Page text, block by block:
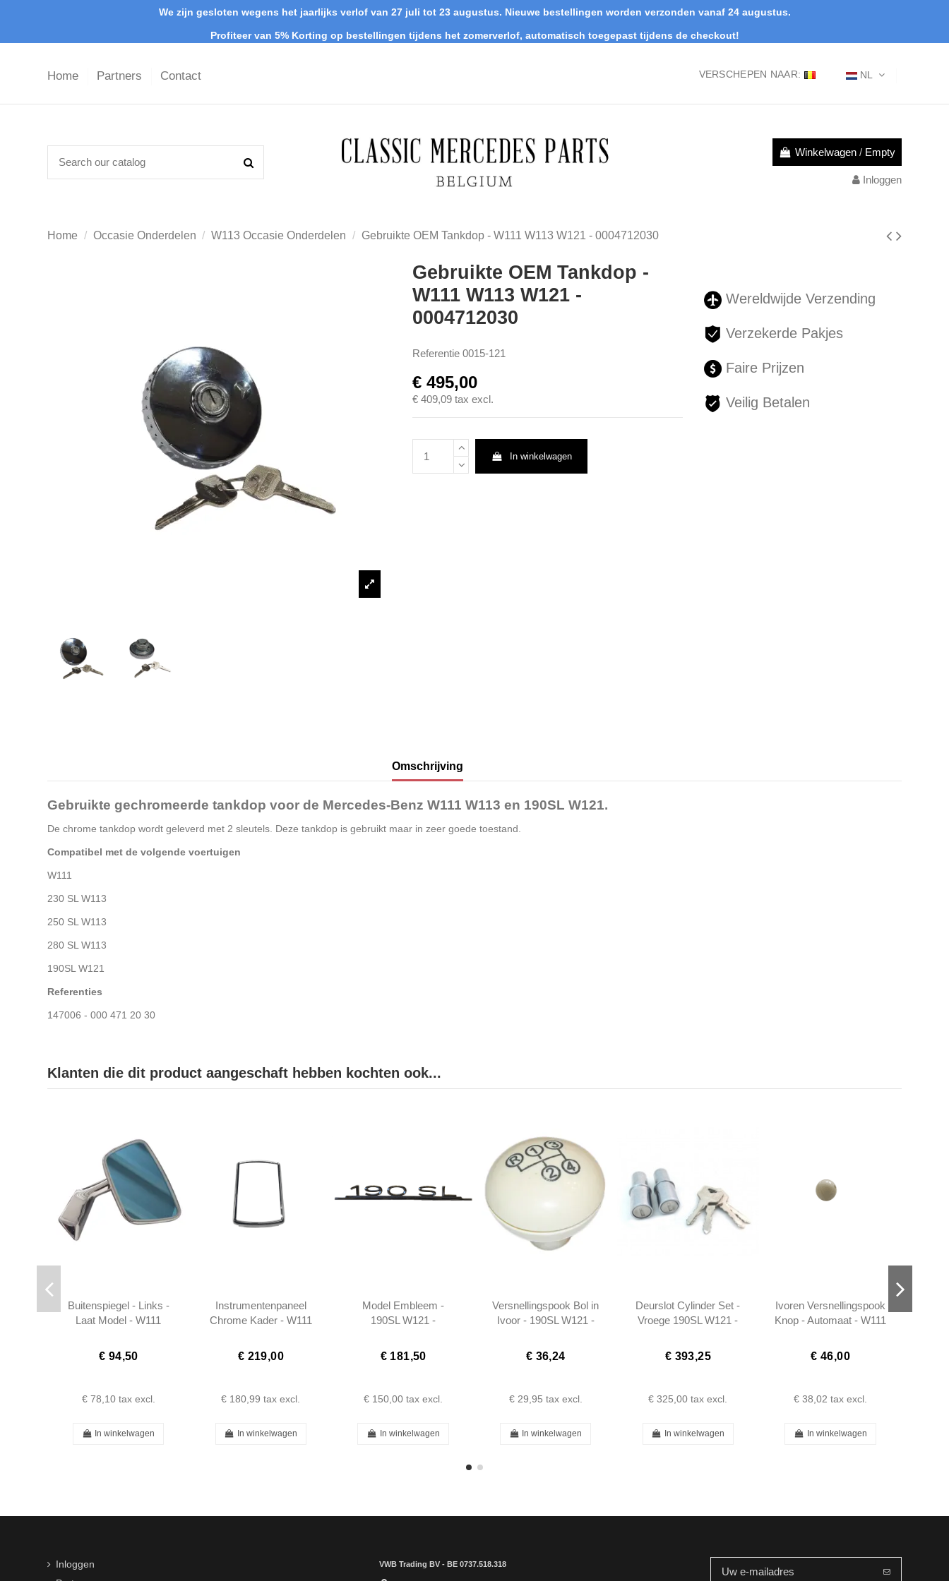
We zijn gesloten wegens het jaarlijks verlof van 27 juli tot 23 augustus. Nieuwe bestellingen worden verzonden vanaf 24 augustus.
Profiteer van 5% Korting op bestellingen tijdens het zomerverlof, automatisch toegepast tijdens de checkout!
Home Partners Contact NL
VERSCHEPEN NAAR:
Winkelwagen / Empty
Inloggen
Home Occasie Onderdelen W113 Occasie Onderdelen Gebruikte OEM Tankdop - W111 W113 W121 - 0004712030
Gebruikte OEM Tankdop -
W111 W113 W121 -
0004712030
Referentie 0015-121
€ 495,00
€ 409,09 tax excl.
In winkelwagen
Wereldwijde Verzending
Verzekerde Pakjes
Faire Prijzen
Veilig Betalen
Omschrijving
Gebruikte gechromeerde tankdop voor de Mercedes-Benz W111 W113 en 190SL W121.
De chrome tankdop wordt geleverd met 2 sleutels. Deze tankdop is gebruikt maar in zeer goede toestand.
Compatibel met de volgende voertuigen
W111
230 SL W113
250 SL W113
280 SL W113
190SL W121
Referenties
147006 - 000 471 20 30
Klanten die dit product aangeschaft hebben kochten ook...
Buitenspiegel - Links -
Laat Model - W111
€ 94,50
€ 78,10 tax excl.
In winkelwagen
Instrumentenpaneel
Chrome Kader - W111
€ 219,00
€ 180,99 tax excl.
In winkelwagen
Model Embleem -
190SL W121 -
€ 181,50
€ 150,00 tax excl.
In winkelwagen
Versnellingspook Bol in
Ivoor - 190SL W121 -
€ 36,24
€ 29,95 tax excl.
In winkelwagen
Deurslot Cylinder Set -
Vroege 190SL W121 -
€ 393,25
€ 325,00 tax excl.
In winkelwagen
Ivoren Versnellingspook
Knop - Automaat - W111
1132670010
€ 46,00
€ 38,02 tax excl.
In winkelwagen
Inloggen
VWB Trading BV - BE 0737.518.318